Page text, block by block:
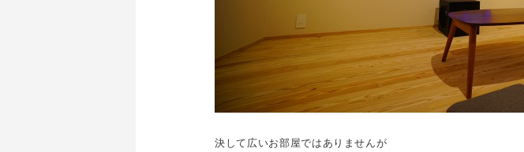
決して広いお部屋ではありませんが